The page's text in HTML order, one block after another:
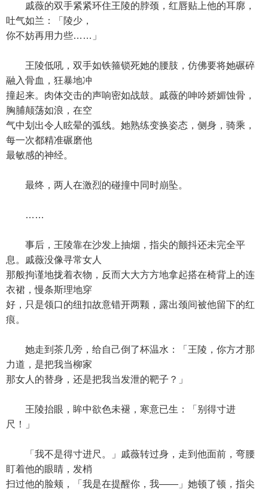
戚薇的双手紧紧环住王陵的脖颈，红唇贴上他的耳廓，
吐气如兰：「陵少，
你不妨再用力些……」
王陵低吼，双手如铁箍锁死她的腰肢，仿佛要将她碾碎
融入骨血，狂暴地冲
撞起来。肉体交击的声响密如战鼓。戚薇的呻吟娇媚蚀骨，
胸脯颠荡如浪，在空
气中划出令人眩晕的弧线。她熟练变换姿态，侧身，骑乘，
每一次都精准碾磨他
最敏感的神经。
最终，两人在激烈的碰撞中同时崩坠。
……
事后，王陵靠在沙发上抽烟，指尖的颤抖还未完全平
息。戚薇没像寻常女人
那般拘谨地拢着衣物，反而大大方方地拿起搭在椅背上的连
衣裙，慢条斯理地穿
好，只是领口的纽扣故意错开两颗，露出颈间被他留下的红
痕。
她走到茶几旁，给自己倒了杯温水：「王陵，你方才那
力道，是把我当柳家
那女人的替身，还是把我当发泄的靶子？」
王陵抬眼，眸中欲色未褪，寒意已生：「别得寸进
尺！」
「我不是得寸进尺。」戚薇转过身，走到他面前，弯腰
盯着他的眼睛，发梢
扫过他的脸颊，「我是在提醒你，我——」她顿了顿，指尖